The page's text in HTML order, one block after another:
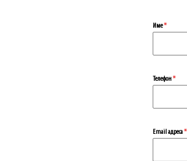
Име*
Телефон*
Еmail адреса*